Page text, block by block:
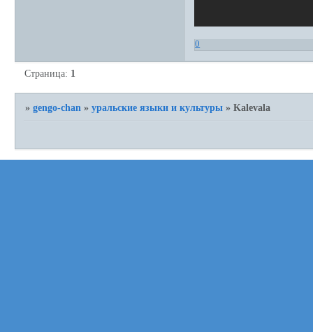
0
Страница: 1
»gengo-chan »уральские языки и культуры »Kalevala